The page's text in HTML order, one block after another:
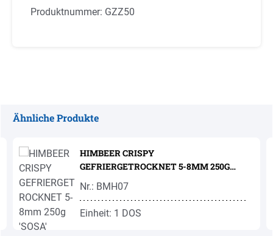
Produktnummer: GZZ50
Ähnliche Produkte
HIMBEER CRISPY
GEFRIERGETROCKNET 5-8MM 250G
'SOSA'
Nr.: BMH07
Einheit: 1 DOS